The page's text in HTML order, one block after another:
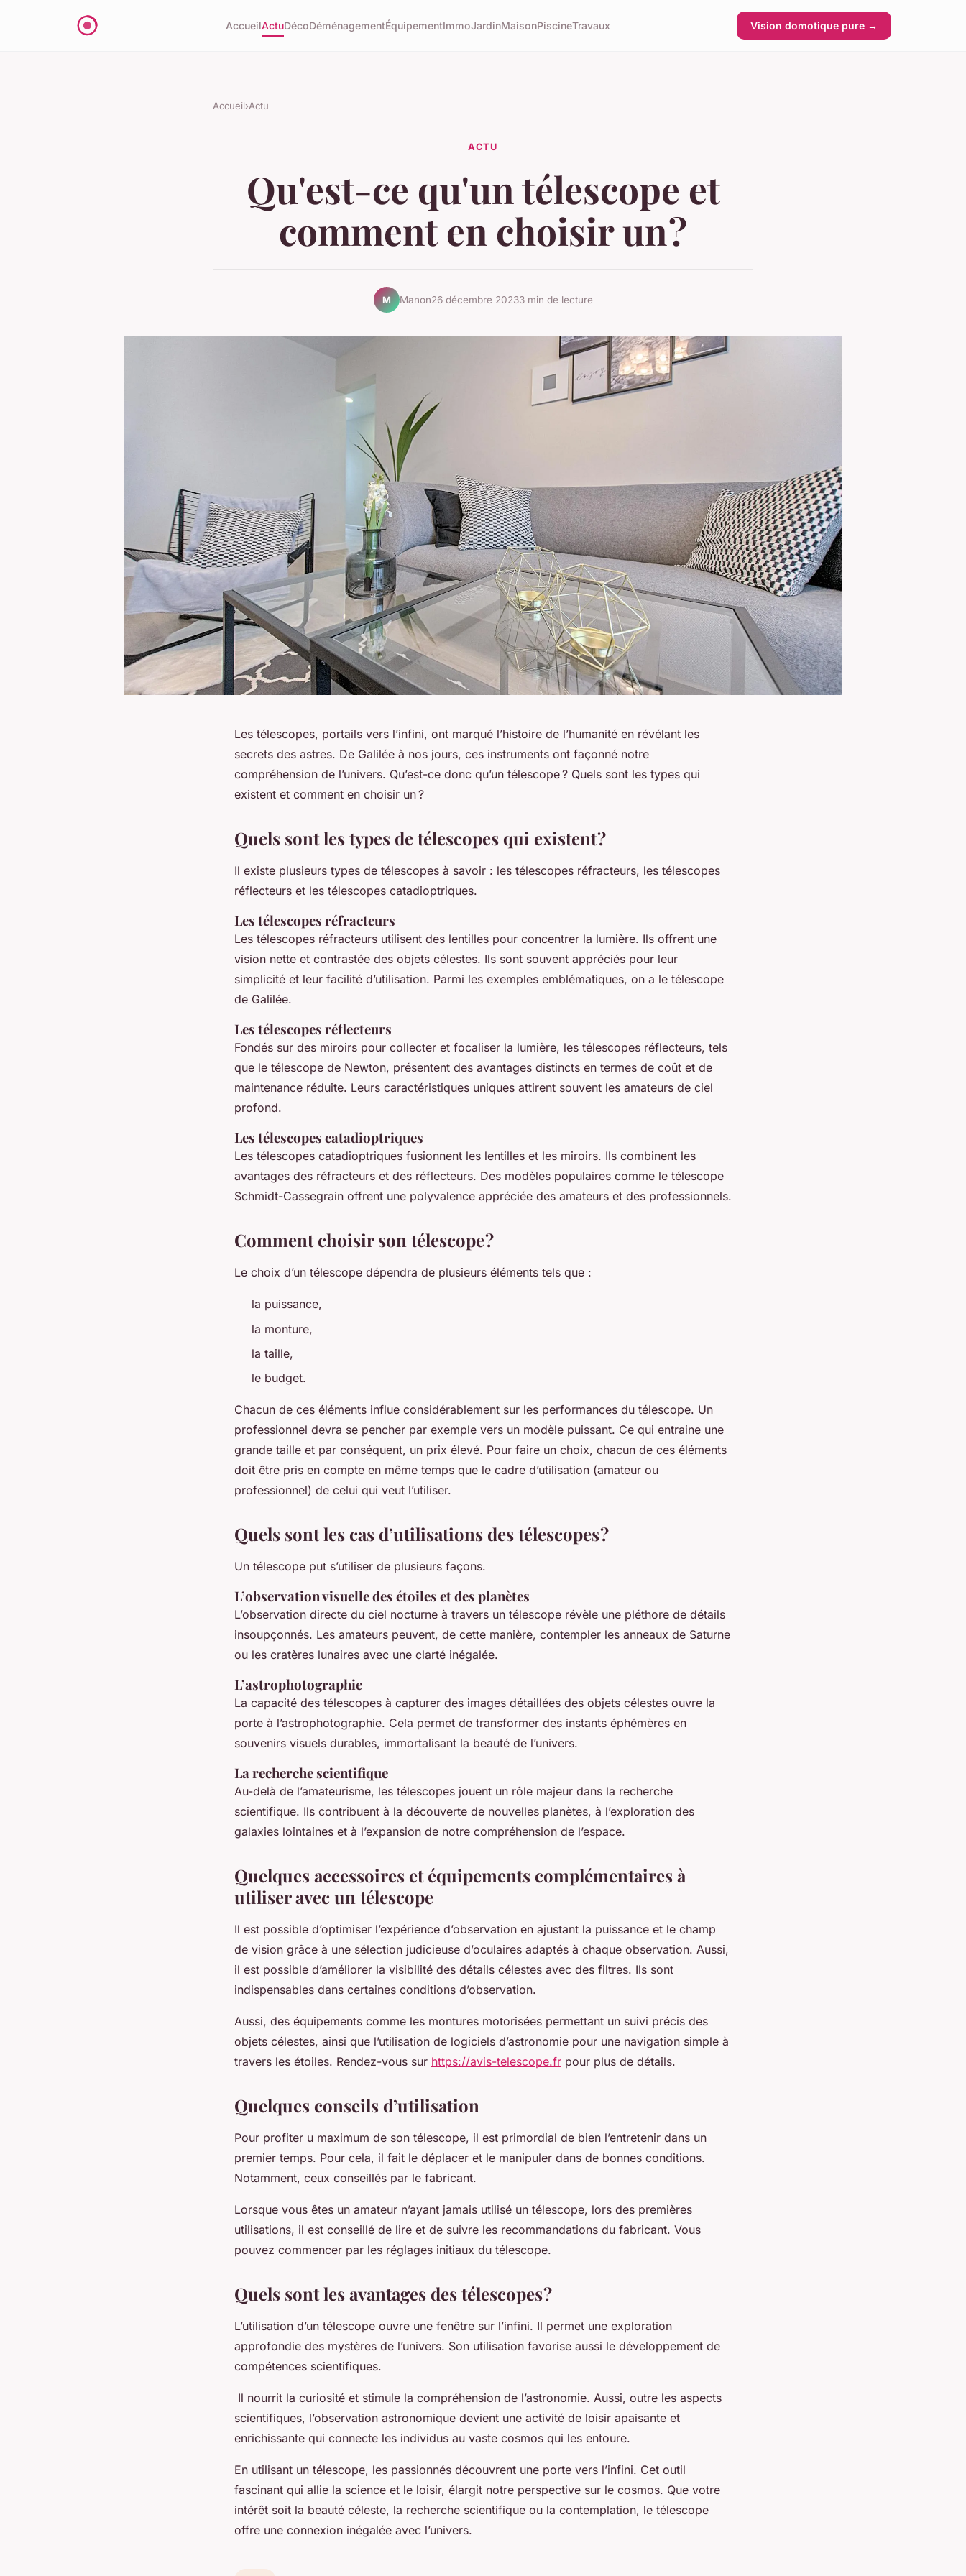
AccueilActuDécoDéménagementÉquipementImmoJardinMaisonPiscineTravaux Vision domotique pure →
Accueil›Actu
ACTU
Qu'est-ce qu'un télescope et
comment en choisir un ?
M Manon26 décembre 20233 min de lecture
Les télescopes, portails vers l’infini, ont marqué l’histoire de l’humanité en révélant les
secrets des astres. De Galilée à nos jours, ces instruments ont façonné notre
compréhension de l’univers. Qu’est-ce donc qu’un télescope ? Quels sont les types qui
existent et comment en choisir un ?
Quels sont les types de télescopes qui existent ?
Il existe plusieurs types de télescopes à savoir : les télescopes réfracteurs, les télescopes
réflecteurs et les télescopes catadioptriques.
Les télescopes réfracteurs
Les télescopes réfracteurs utilisent des lentilles pour concentrer la lumière. Ils offrent une
vision nette et contrastée des objets célestes. Ils sont souvent appréciés pour leur
simplicité et leur facilité d’utilisation. Parmi les exemples emblématiques, on a le télescope
de Galilée.
Les télescopes réflecteurs
Fondés sur des miroirs pour collecter et focaliser la lumière, les télescopes réflecteurs, tels
que le télescope de Newton, présentent des avantages distincts en termes de coût et de
maintenance réduite. Leurs caractéristiques uniques attirent souvent les amateurs de ciel
profond.
Les télescopes catadioptriques
Les télescopes catadioptriques fusionnent les lentilles et les miroirs. Ils combinent les
avantages des réfracteurs et des réflecteurs. Des modèles populaires comme le télescope
Schmidt-Cassegrain offrent une polyvalence appréciée des amateurs et des professionnels.
Comment choisir son télescope ?
Le choix d’un télescope dépendra de plusieurs éléments tels que :
la puissance,
la monture,
la taille,
le budget.
Chacun de ces éléments influe considérablement sur les performances du télescope. Un
professionnel devra se pencher par exemple vers un modèle puissant. Ce qui entraine une
grande taille et par conséquent, un prix élevé. Pour faire un choix, chacun de ces éléments
doit être pris en compte en même temps que le cadre d’utilisation (amateur ou
professionnel) de celui qui veut l’utiliser.
Quels sont les cas d’utilisations des télescopes ?
Un télescope put s’utiliser de plusieurs façons.
L’observation visuelle des étoiles et des planètes
L’observation directe du ciel nocturne à travers un télescope révèle une pléthore de détails
insoupçonnés. Les amateurs peuvent, de cette manière, contempler les anneaux de Saturne
ou les cratères lunaires avec une clarté inégalée.
L’astrophotographie
La capacité des télescopes à capturer des images détaillées des objets célestes ouvre la
porte à l’astrophotographie. Cela permet de transformer des instants éphémères en
souvenirs visuels durables, immortalisant la beauté de l’univers.
La recherche scientifique
Au-delà de l’amateurisme, les télescopes jouent un rôle majeur dans la recherche
scientifique. Ils contribuent à la découverte de nouvelles planètes, à l’exploration des
galaxies lointaines et à l’expansion de notre compréhension de l’espace.
Quelques accessoires et équipements complémentaires à
utiliser avec un télescope
Il est possible d’optimiser l’expérience d’observation en ajustant la puissance et le champ
de vision grâce à une sélection judicieuse d’oculaires adaptés à chaque observation. Aussi,
il est possible d’améliorer la visibilité des détails célestes avec des filtres. Ils sont
indispensables dans certaines conditions d’observation.
Aussi, des équipements comme les montures motorisées permettant un suivi précis des
objets célestes, ainsi que l’utilisation de logiciels d’astronomie pour une navigation simple à
travers les étoiles. Rendez-vous sur https://avis-telescope.fr pour plus de détails.
Quelques conseils d’utilisation
Pour profiter u maximum de son télescope, il est primordial de bien l’entretenir dans un
premier temps. Pour cela, il fait le déplacer et le manipuler dans de bonnes conditions.
Notamment, ceux conseillés par le fabricant.
Lorsque vous êtes un amateur n’ayant jamais utilisé un télescope, lors des premières
utilisations, il est conseillé de lire et de suivre les recommandations du fabricant. Vous
pouvez commencer par les réglages initiaux du télescope.
Quels sont les avantages des télescopes ?
L’utilisation d’un télescope ouvre une fenêtre sur l’infini. Il permet une exploration
approfondie des mystères de l’univers. Son utilisation favorise aussi le développement de
compétences scientifiques.
Il nourrit la curiosité et stimule la compréhension de l’astronomie. Aussi, outre les aspects
scientifiques, l’observation astronomique devient une activité de loisir apaisante et
enrichissante qui connecte les individus au vaste cosmos qui les entoure.
En utilisant un télescope, les passionnés découvrent une porte vers l’infini. Cet outil
fascinant qui allie la science et le loisir, élargit notre perspective sur le cosmos. Que votre
intérêt soit la beauté céleste, la recherche scientifique ou la contemplation, le télescope
offre une connexion inégalée avec l’univers.